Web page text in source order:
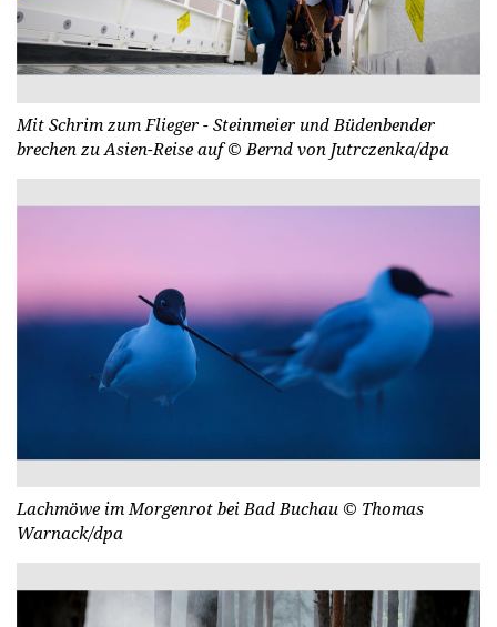
Mit Schrim zum Flieger - Steinmeier und Büdenbender
brechen zu Asien-Reise auf© Bernd von Jutrczenka/dpa
Lachmöwe im Morgenrot bei Bad Buchau © Thomas
Warnack/dpa